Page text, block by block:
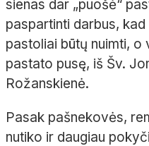
sienas dar „puošė“
paspartinti darbus,
pastoliai būtų nuimti, o
pastato pusę, iš Šv.
Rožanskienė.
Pasak pašnekovės,
nutiko ir daugiau